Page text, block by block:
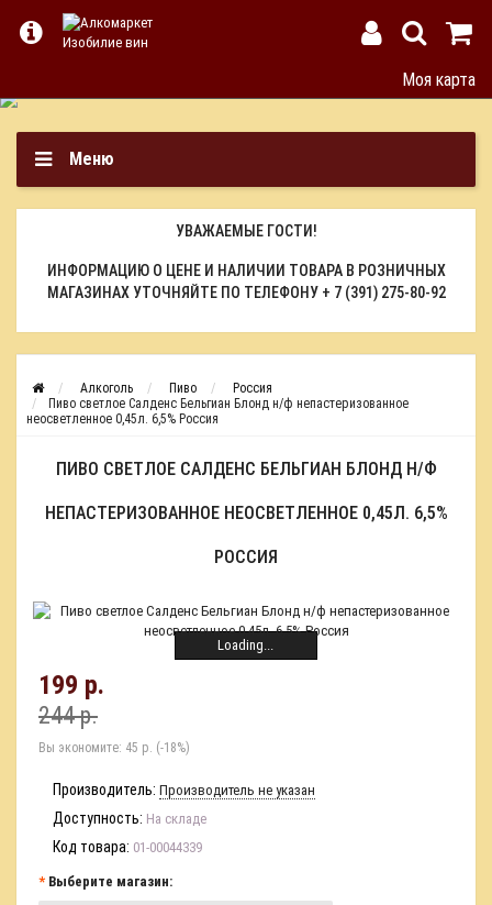
Моя карта
Меню
УВАЖАЕМЫЕ ГОСТИ!
ИНФОРМАЦИЮ О ЦЕНЕ И НАЛИЧИИ ТОВАРА В РОЗНИЧНЫХ
МАГАЗИНАХ УТОЧНЯЙТЕ ПО ТЕЛЕФОНУ + 7 (391) 275-80-92
Алкоголь Пиво
Россия
Пиво светлое Салденс Бельгиан Блонд н/ф непастеризованное
неосветленное 0,45л. 6,5% Россия
ПИВО СВЕТЛОЕ САЛДЕНС БЕЛЬГИАН БЛОНД Н/Ф
НЕПАСТЕРИЗОВАННОЕ НЕОСВЕТЛЕННОЕ 0,45Л. 6,5%
РОССИЯ
Loading...
199 р.
244 р.
Вы экономите: 45 р. (-18%)
Производитель: Производитель не указан
Доступность: На складе
Код товара: 01-00044339
Выберите магазин: